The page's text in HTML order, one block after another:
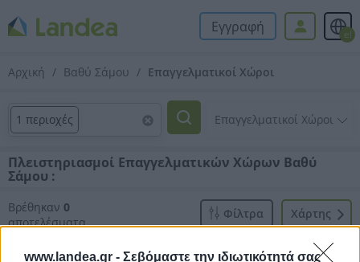
www.landea.gr - Σεβόμαστε την ιδιωτικότητά σας
Εγγραφή el
Αρχική Βαθύ Σάμου Επαγγελματικοί Χώροι
1 περιοχές
Πλειστηριασμοί Επαγγελματικών Χώρων Βαθύ
Σάμου :
Βρέθηκαν 0
αποτελέσματα
Xάρτης
Φίλτρα